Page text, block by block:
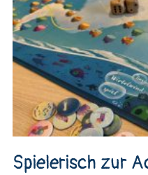
Spielerisch zur